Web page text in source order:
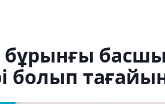
бұрынғы
болып